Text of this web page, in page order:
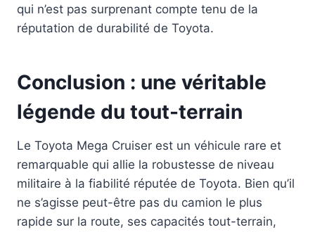
qui n’est pas surprenant compte tenu de la
réputation de durabilité de Toyota.
Conclusion : une véritable
légende du tout-terrain
Le Toyota Mega Cruiser est un véhicule rare et
remarquable qui allie la robustesse de niveau
militaire à la fiabilité réputée de Toyota. Bien qu’il
ne s’agisse peut-être pas du camion le plus
rapide sur la route, ses capacités tout-terrain,